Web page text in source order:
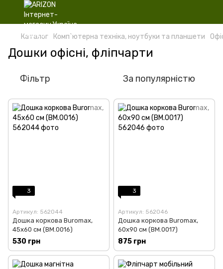
Каталог Комп`ютерна техніка, ноутбуки та планшети
Дошки офісні, фліпчарти
Фільтр За популярністю
3
Артикул: 562044
Дошка коркова Buromax,
45х60 см (BM.0016)
530 грн
3
Артикул: 562046
Дошка коркова Buromax,
60х90 см (BM.0017)
875 грн